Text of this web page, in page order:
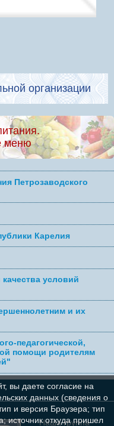
организации
меню
Петрозаводского
Карелия
условий
и их
педагогической,
помощи родителям
Наша группа
вы даете согласие на
данных (сведения о
и версия Браузера; тип
источник откуда пришел